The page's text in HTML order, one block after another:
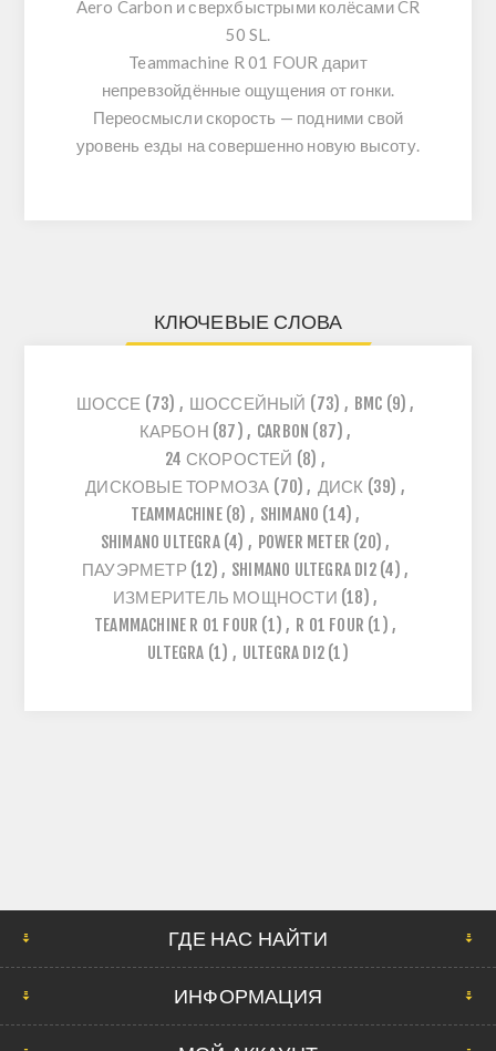
Aero Carbon и сверхбыстрыми колёсамиCR
50 SL.
Teammachine R 01 FOUR дарит
непревзойдённые ощущения от гонки.
Переосмысли скорость — подними свой
уровень езды на совершенно новую высоту.
КЛЮЧЕВЫЕ СЛОВА
ШОССЕ (73) , ШОССЕЙНЫЙ (73) , BMC (9) ,
КАРБОН (87) , CARBON (87) ,
24 СКОРОСТЕЙ (8) ,
ДИСКОВЫЕ ТОРМОЗА (70) , ДИСК (39) ,
TEAMMACHINE (8) , SHIMANO (14) ,
SHIMANO ULTEGRA (4) , POWER METER (20) ,
ПАУЭРМЕТР (12) , SHIMANO ULTEGRA DI2 (4) ,
ИЗМЕРИТЕЛЬ МОЩНОСТИ (18) ,
TEAMMACHINE R 01 FOUR (1) , R 01 FOUR (1) ,
ULTEGRA (1) , ULTEGRA DI2 (1)
ГДЕ НАС НАЙТИ
ИНФОРМАЦИЯ